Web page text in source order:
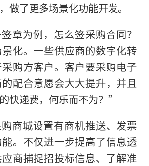
做了更多场景化功能开发。
章为例，怎么签采购合同？
化。一些供应商的数字化转
购方客户。客户要采购电子
配合意愿会大大提升，并且
快递费，何乐而不为？”
商城设置有商机推送、发票
。不仅进一步提高了信息透
商捕捉招投标信息、了解准